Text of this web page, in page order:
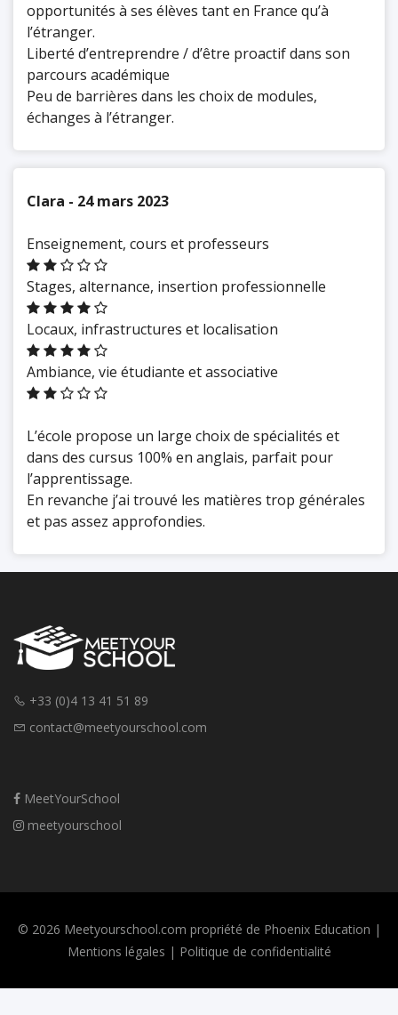
opportunités à ses élèves tant en France qu’à
l’étranger.
Liberté d’entreprendre / d’être proactif dans son
parcours académique
Peu de barrières dans les choix de modules,
échanges à l’étranger.
Clara - 24 mars 2023
Enseignement, cours et professeurs
Stages, alternance, insertion professionnelle
Locaux, infrastructures et localisation
Ambiance, vie étudiante et associative
L’école propose un large choix de spécialités et
dans des cursus 100% en anglais, parfait pour
l’apprentissage.
En revanche j’ai trouvé les matières trop générales
et pas assez approfondies.
+33 (0)4 13 41 51 89
contact@meetyourschool.com
MeetYourSchool
meetyourschool
© 2026 Meetyourschool.com propriété de Phoenix Education |
Mentions légales | Politique de confidentialité